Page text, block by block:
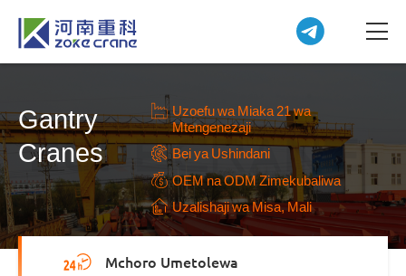
Gantry
Cranes
Uzoefu wa Miaka 21 wa
Mtengenezaji
Bei ya Ushindani
OEM na ODM Zimekubaliwa
Uzalishaji wa Misa, Mali
Mchoro Umetolewa